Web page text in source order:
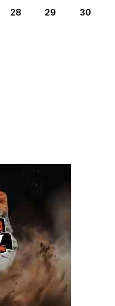
28 29 30